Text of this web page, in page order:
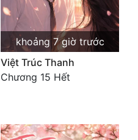
khoảng 7 giờ trước
Việt Trúc Thanh
Chương 15 Hết